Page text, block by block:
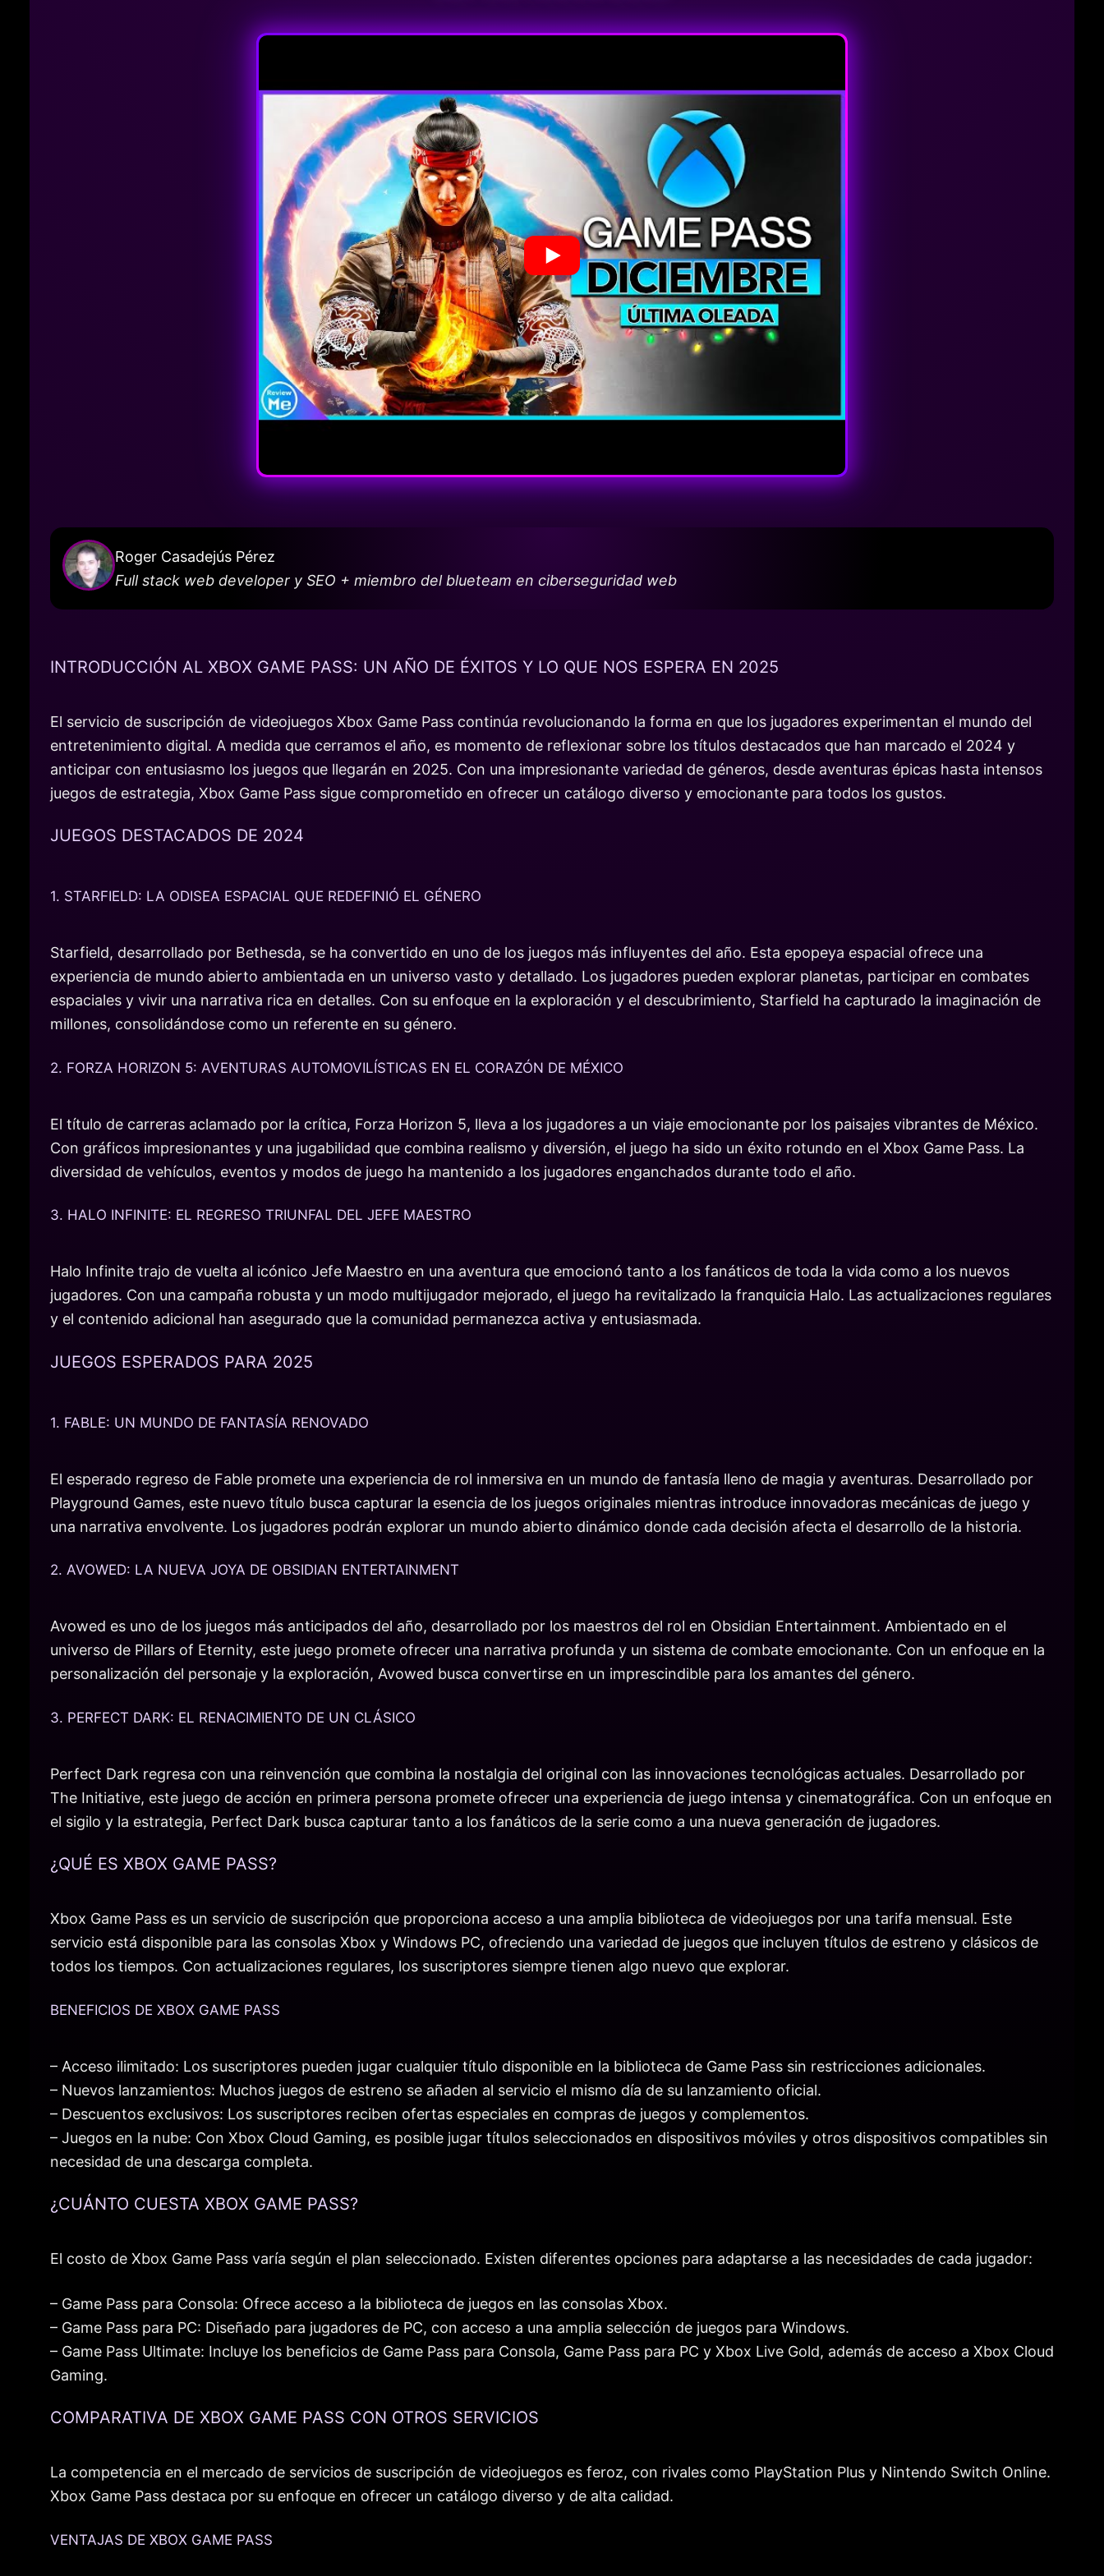
Roger Casadejús Pérez
Full stack web developer y SEO + miembro del blueteam en ciberseguridad web
INTRODUCCIÓN AL XBOX GAME PASS: UN AÑO DE ÉXITOS Y LO QUE NOS ESPERA EN 2025
El servicio de suscripción de videojuegos Xbox Game Pass continúa revolucionando la forma en que los jugadores experimentan el mundo del
entretenimiento digital. A medida que cerramos el año, es momento de reflexionar sobre los títulos destacados que han marcado el 2024 y
anticipar con entusiasmo los juegos que llegarán en 2025. Con una impresionante variedad de géneros, desde aventuras épicas hasta intensos
juegos de estrategia, Xbox Game Pass sigue comprometido en ofrecer un catálogo diverso y emocionante para todos los gustos.
JUEGOS DESTACADOS DE 2024
1. STARFIELD: LA ODISEA ESPACIAL QUE REDEFINIÓ EL GÉNERO
Starfield, desarrollado por Bethesda, se ha convertido en uno de los juegos más influyentes del año. Esta epopeya espacial ofrece una
experiencia de mundo abierto ambientada en un universo vasto y detallado. Los jugadores pueden explorar planetas, participar en combates
espaciales y vivir una narrativa rica en detalles. Con su enfoque en la exploración y el descubrimiento, Starfield ha capturado la imaginación de
millones, consolidándose como un referente en su género.
2. FORZA HORIZON 5: AVENTURAS AUTOMOVILÍSTICAS EN EL CORAZÓN DE MÉXICO
El título de carreras aclamado por la crítica, Forza Horizon 5, lleva a los jugadores a un viaje emocionante por los paisajes vibrantes de México.
Con gráficos impresionantes y una jugabilidad que combina realismo y diversión, el juego ha sido un éxito rotundo en el Xbox Game Pass. La
diversidad de vehículos, eventos y modos de juego ha mantenido a los jugadores enganchados durante todo el año.
3. HALO INFINITE: EL REGRESO TRIUNFAL DEL JEFE MAESTRO
Halo Infinite trajo de vuelta al icónico Jefe Maestro en una aventura que emocionó tanto a los fanáticos de toda la vida como a los nuevos
jugadores. Con una campaña robusta y un modo multijugador mejorado, el juego ha revitalizado la franquicia Halo. Las actualizaciones regulares
y el contenido adicional han asegurado que la comunidad permanezca activa y entusiasmada.
JUEGOS ESPERADOS PARA 2025
1. FABLE: UN MUNDO DE FANTASÍA RENOVADO
El esperado regreso de Fable promete una experiencia de rol inmersiva en un mundo de fantasía lleno de magia y aventuras. Desarrollado por
Playground Games, este nuevo título busca capturar la esencia de los juegos originales mientras introduce innovadoras mecánicas de juego y
una narrativa envolvente. Los jugadores podrán explorar un mundo abierto dinámico donde cada decisión afecta el desarrollo de la historia.
2. AVOWED: LA NUEVA JOYA DE OBSIDIAN ENTERTAINMENT
Avowed es uno de los juegos más anticipados del año, desarrollado por los maestros del rol en Obsidian Entertainment. Ambientado en el
universo de Pillars of Eternity, este juego promete ofrecer una narrativa profunda y un sistema de combate emocionante. Con un enfoque en la
personalización del personaje y la exploración, Avowed busca convertirse en un imprescindible para los amantes del género.
3. PERFECT DARK: EL RENACIMIENTO DE UN CLÁSICO
Perfect Dark regresa con una reinvención que combina la nostalgia del original con las innovaciones tecnológicas actuales. Desarrollado por
The Initiative, este juego de acción en primera persona promete ofrecer una experiencia de juego intensa y cinematográfica. Con un enfoque en
el sigilo y la estrategia, Perfect Dark busca capturar tanto a los fanáticos de la serie como a una nueva generación de jugadores.
¿QUÉ ES XBOX GAME PASS?
Xbox Game Pass es un servicio de suscripción que proporciona acceso a una amplia biblioteca de videojuegos por una tarifa mensual. Este
servicio está disponible para las consolas Xbox y Windows PC, ofreciendo una variedad de juegos que incluyen títulos de estreno y clásicos de
todos los tiempos. Con actualizaciones regulares, los suscriptores siempre tienen algo nuevo que explorar.
BENEFICIOS DE XBOX GAME PASS
– Acceso ilimitado: Los suscriptores pueden jugar cualquier título disponible en la biblioteca de Game Pass sin restricciones adicionales.
– Nuevos lanzamientos: Muchos juegos de estreno se añaden al servicio el mismo día de su lanzamiento oficial.
– Descuentos exclusivos: Los suscriptores reciben ofertas especiales en compras de juegos y complementos.
– Juegos en la nube: Con Xbox Cloud Gaming, es posible jugar títulos seleccionados en dispositivos móviles y otros dispositivos compatibles sin
necesidad de una descarga completa.
¿CUÁNTO CUESTA XBOX GAME PASS?
El costo de Xbox Game Pass varía según el plan seleccionado. Existen diferentes opciones para adaptarse a las necesidades de cada jugador:
– Game Pass para Consola: Ofrece acceso a la biblioteca de juegos en las consolas Xbox.
– Game Pass para PC: Diseñado para jugadores de PC, con acceso a una amplia selección de juegos para Windows.
– Game Pass Ultimate: Incluye los beneficios de Game Pass para Consola, Game Pass para PC y Xbox Live Gold, además de acceso a Xbox Cloud
Gaming.
COMPARATIVA DE XBOX GAME PASS CON OTROS SERVICIOS
La competencia en el mercado de servicios de suscripción de videojuegos es feroz, con rivales como PlayStation Plus y Nintendo Switch Online.
Xbox Game Pass destaca por su enfoque en ofrecer un catálogo diverso y de alta calidad.
VENTAJAS DE XBOX GAME PASS